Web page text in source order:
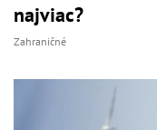
najviac?
Zahraničné